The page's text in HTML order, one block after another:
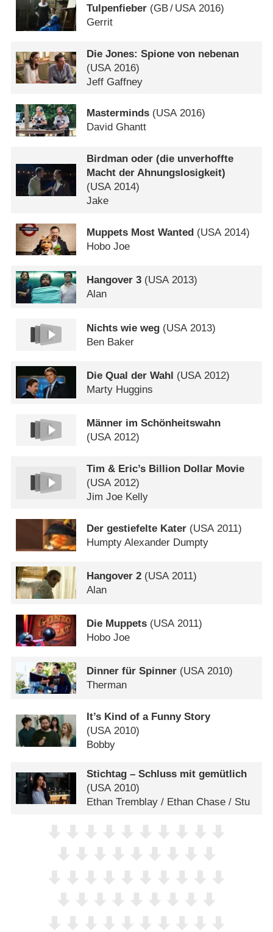
Tulpenfieber (GB/ USA 2016)
Gerrit
Die Jones: Spione von nebenan
(USA 2016)
Jeff Gaffney
Masterminds (USA2016)
David Ghantt
Birdman oder (die unverhoffte
Macht der Ahnungslosigkeit)
(USA2014)
Jake
Muppets Most Wanted (USA2014)
Hobo Joe
Hangover 3 (USA2013)
Alan
Nichts wie weg (USA 2013)
Ben Baker
Die Qual der Wahl (USA 2012)
Marty Huggins
Männer im Schönheitswahn
(USA2012)
Tim & Eric’s Billion Dollar Movie
(USA 2012)
Jim Joe Kelly
Der gestiefelte Kater (USA 2011)
Humpty Alexander Dumpty
Hangover 2 (USA 2011)
Alan
Die Muppets (USA2011)
Hobo Joe
Dinner für Spinner (USA2010)
Therman
It’s Kind of a Funny Story
(USA2010)
Bobby
Stichtag – Schluss mit gemütlich
(USA2010)
Ethan Tremblay /​ Ethan Chase /​ Stu